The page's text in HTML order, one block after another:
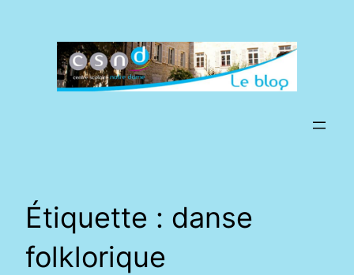
Étiquette : danse
folklorique